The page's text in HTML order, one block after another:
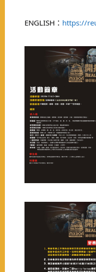
ENGLISH： https://